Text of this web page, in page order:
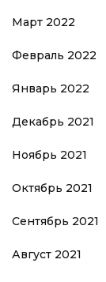
Март 2022
Февраль 2022
Январь 2022
Декабрь 2021
Ноябрь 2021
Октябрь 2021
Сентябрь 2021
Август 2021